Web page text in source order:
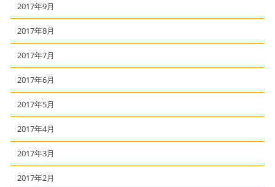
2017年9月
2017年8月
2017年7月
2017年6月
2017年5月
2017年4月
2017年3月
2017年2月